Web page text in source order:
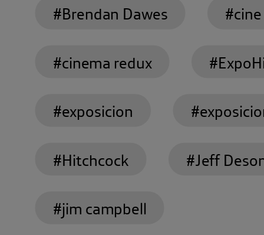
#Brendan Dawes #cine
#cinema redux
#exposicion
#Hitchcock #Jeff
#jim campbell